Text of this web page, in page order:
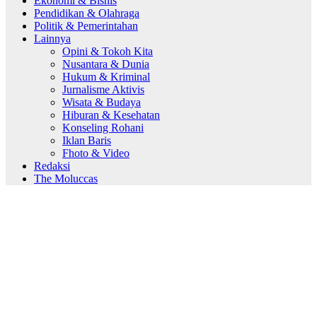
Pendidikan & Olahraga
Politik & Pemerintahan
Lainnya
Opini & Tokoh Kita
Nusantara & Dunia
Hukum & Kriminal
Jurnalisme Aktivis
Wisata & Budaya
Hiburan & Kesehatan
Konseling Rohani
Iklan Baris
Fhoto & Video
Redaksi
The Moluccas